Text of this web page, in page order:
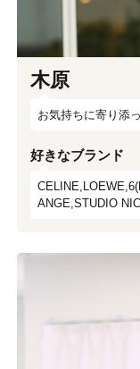
木原
お気持ちに寄り添
好きなブランド
ANGE,STUDIO